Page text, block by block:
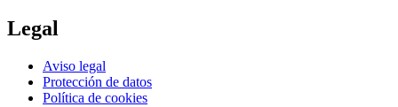
Legal
Aviso legal
Protección de datos
Política de cookies